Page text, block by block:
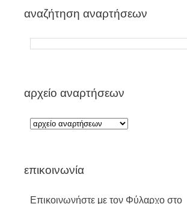
αναζήτηση αναρτήσεων
αρχείο αναρτήσεων
επικοινωνία
Επικοινωνήστε με τον Φύλαρχο στο